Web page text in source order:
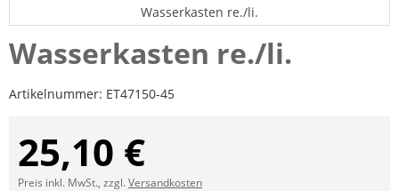
Wasserkasten re./li.
Wasserkasten re./li.
Artikelnummer: ET47150-45
25,10 €
Preis inkl. MwSt., zzgl.Versandkosten